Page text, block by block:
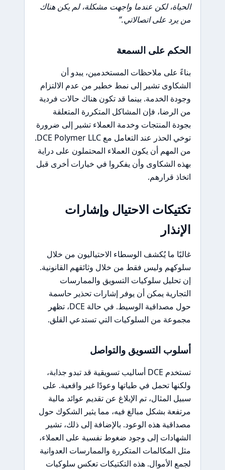
الحياة، لكن عندما واجهت مشكلة، لم يكن هناك
من يرد على اتصالاتي.”
الحكم على السمعة
بناءً على ملاحظات المستخدمين، يبدو أن
الشكاوى تشير إلى نمط خطير من عدم الالتزام
وجودة الخدمة. بينما قد تكون هناك حالات فردية
من الرضا، فإن المشاكل المتكررة المتعلقة
بجودة المنتجات وخدمة العملاء تشير إلى ضرورة
توخي الحذر عند التعامل مع DCE Polymer LLC.
من المهم أن يكون العملاء المحتملون على دراية
بهذه الشكاوى وأن يفكروا في خيارات أخرى قبل
اتخاذ قرارهم.
تكتيكات الاحتيال وإشارات
الإنذار
غالبًا ما يُكشف الوسطاء الاحتياليون من خلال
سلوكهم وليس فقط من خلال وثائقهم القانونية.
إن تحليل سلوكيات التسويق والممارسات
التجارية يمكن أن يوفر إشارات تحذير حاسمة
حول مصداقية الوسيط. في حالة DCE، تظهر
مجموعة من السلوكيات التي تستدعي القلق.
أسلوب التسويق والتواصل
تستخدم DCE أساليب تسويقية قد تبدو جذابة،
ولكنها تحمل في طياتها وعودًا غير واقعية. على
سبيل المثال، تم الإبلاغ عن تقديم عوائد مالية
مرتفعة بشكل مبالغ فيه، مما يثير الشكوك حول
مصداقية هذه الوعود. بالإضافة إلى ذلك، تشير
الشهادات إلى وجود ضغوط نفسية على العملاء،
مثل المكالمات المتكررة والممارسات العدوانية
لجمع الأموال. هذه التكتيكات تعكس سلوكيات